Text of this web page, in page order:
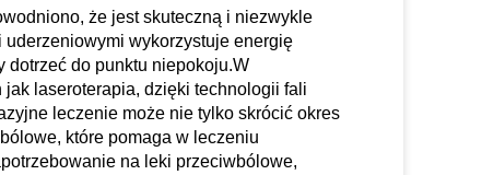
że jest skuteczną i niezwykle
uderzeniowymi wykorzystuje energię
dotrzeć do punktu niepokoju.W
laseroterapia, dzięki technologii fali
leczenie może nie tylko skrócić okres
które pomaga w leczeniu
na leki przeciwbólowe,